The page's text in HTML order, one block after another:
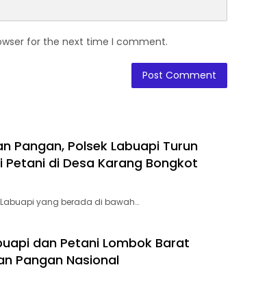
for the next time I comment.
Pangan, Polsek Labuapi Turun
Petani di Desa Karang Bongkot
Labuapi yang berada di bawah…
dan Petani Lombok Barat
Pangan Nasional